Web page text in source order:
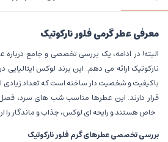
معرفی عطر گرمی فلور نارکوتیک
البته! در ادامه، یک بررسی تخصصی و جامع
نارکوتیک ارائه می دهم. این برند لوکس
باکیفیت و شخصیت دار ساخته است که تعداد زیادی
قرار دارند. این عطرها مناسب شب های سرد،
خاص هستند و رایحه ای لوکس، جذاب و ماندگار را
بررسی تخصصی عطرهای گرم فلور نارکوتیک